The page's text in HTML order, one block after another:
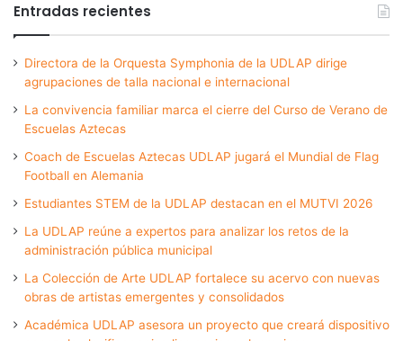
Entradas recientes
Directora de la Orquesta Symphonia de la UDLAP dirige
agrupaciones de talla nacional e internacional
La convivencia familiar marca el cierre del Curso de Verano de
Escuelas Aztecas
Coach de Escuelas Aztecas UDLAP jugará el Mundial de Flag
Football en Alemania
Estudiantes STEM de la UDLAP destacan en el MUTVI 2026
La UDLAP reúne a expertos para analizar los retos de la
administración pública municipal
La Colección de Arte UDLAP fortalece su acervo con nuevas
obras de artistas emergentes y consolidados
Académica UDLAP asesora un proyecto que creará dispositivo